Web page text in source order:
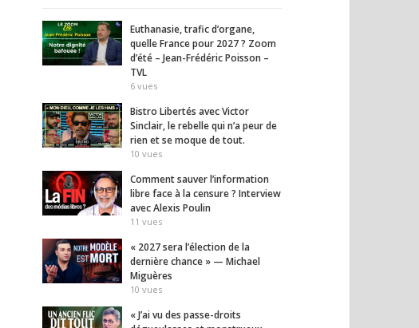
Euthanasie, trafic d’organe,
quelle France pour 2027 ? Zoom
d’été – Jean-Frédéric Poisson –
TVL
6 vues
Bistro Libertés avec Victor
Sinclair, le rebelle qui n’a peur de
rien et se moque de tout.
10 vues
Comment sauver l’information
libre face à la censure ? Interview
avec Alexis Poulin
11 vues
« 2027 sera l’élection de la
dernière chance » — Michael
Miguères
10 vues
« J’ai vu des passe-droits